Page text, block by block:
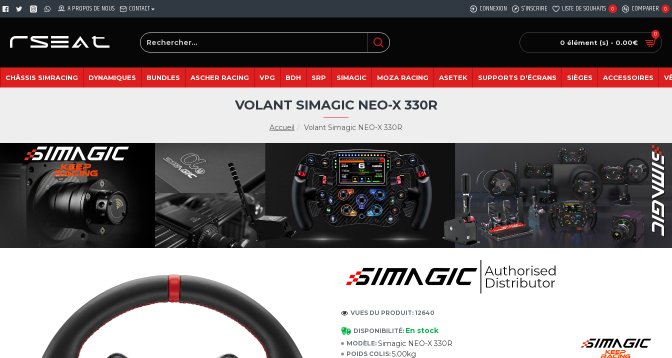
A PROPOS DE NOUS CONTACT CONNEXION S'INSCRIRE LISTE DE SOUHAITS 0 COMPARER 0
0 élément (s) - 0.00€
0
CHÂSSIS SIMRACING DYNAMIQUES BUNDLES ASCHER RACING VPG BDH SRP SIMAGIC MOZA RACING ASETEK SUPPORTS D'ÉCRANS SIÈGES ACCESSOIRES
Accueil Volant Simagic NEO-X 330R
VOLANT SIMAGIC NEO-X 330R
DISPONIBILITÉ: En stock
MODÈLE: Simagic NEO-X 330R
POIDS COLIS: 5.00kg
VUES DU PRODUIT: 12640